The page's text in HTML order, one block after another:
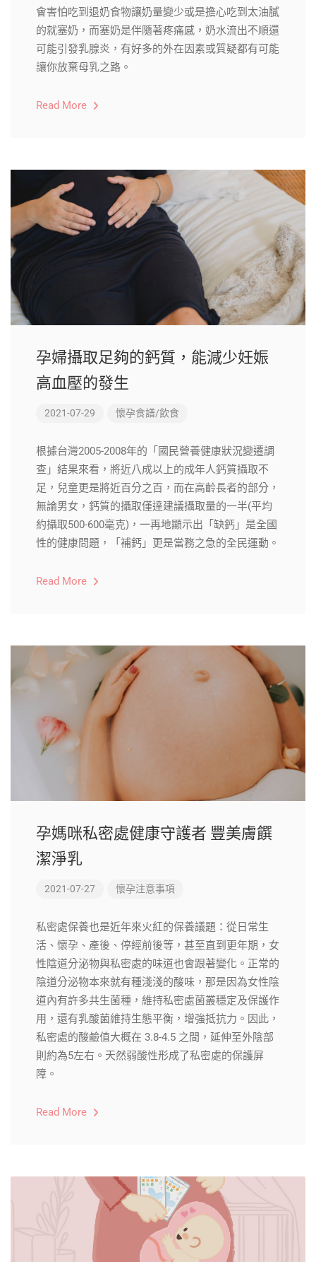
會害怕吃到退奶食物讓奶量變少或是擔心吃到太油膩
的就塞奶，而塞奶是伴隨著疼痛感，奶水流出不順還
可能引發乳腺炎，有好多的外在因素或質疑都有可能
讓你放棄母乳之路。
Read More
孕婦攝取足夠的鈣質，能減少妊娠
高血壓的發生
2021-07-29 懷孕食譜/飲食
根據台灣2005-2008年的「國民營養健康狀況變遷調
查」結果來看，將近八成以上的成年人鈣質攝取不
足，兒童更是將近百分之百，而在高齡長者的部分，
無論男女，鈣質的攝取僅達建議攝取量的一半(平均
約攝取500-600毫克)，一再地顯示出「缺鈣」是全國
性的健康問題，「補鈣」更是當務之急的全民運動。
Read More
孕媽咪私密處健康守護者 豐美膚饌
潔淨乳
2021-07-27 懷孕注意事項
私密處保養也是近年來火紅的保養議題：從日常生
活、懷孕、產後、停經前後等，甚至直到更年期，女
性陰道分泌物與私密處的味道也會跟著變化。正常的
陰道分泌物本來就有種淺淺的酸味，那是因為女性陰
道內有許多共生菌種，維持私密處菌叢穩定及保護作
用，還有乳酸菌維持生態平衡，增強抵抗力。因此，
私密處的酸鹼值大概在 3.8-4.5 之間，延伸至外陰部
則約為5左右。天然弱酸性形成了私密處的保護屏
障。
Read More